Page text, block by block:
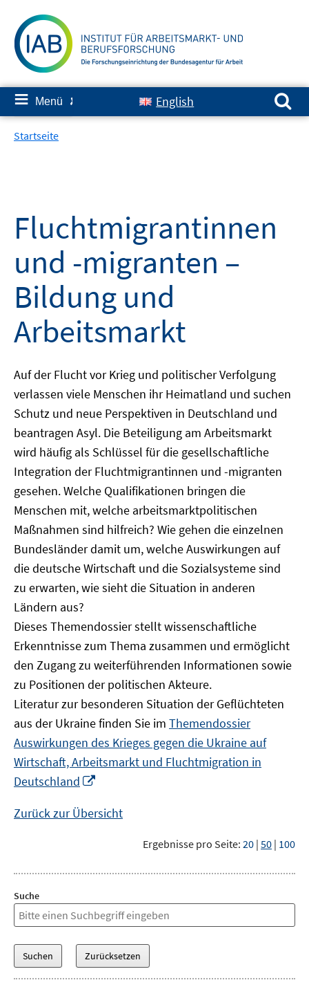
zum
Inhalt
≡ Menü ✘ English
Suchen nach:
Startseite
Fluchtmigrantinnen
und -migranten –
Bildung und
Arbeitsmarkt
Auf der Flucht vor Krieg und politischer Verfolgung
verlassen viele Menschen ihr Heimatland und suchen
Schutz und neue Perspektiven in Deutschland und
beantragen Asyl. Die Beteiligung am Arbeitsmarkt
wird häufig als Schlüssel für die gesellschaftliche
Integration der Fluchtmigrantinnen und -migranten
gesehen. Welche Qualifikationen bringen die
Menschen mit, welche arbeitsmarktpolitischen
Maßnahmen sind hilfreich? Wie gehen die einzelnen
Bundesländer damit um, welche Auswirkungen auf
die deutsche Wirtschaft und die Sozialsysteme sind
zu erwarten, wie sieht die Situation in anderen
Ländern aus?
Dieses Themendossier stellt wissenschaftliche
Erkenntnisse zum Thema zusammen und ermöglicht
den Zugang zu weiterführenden Informationen sowie
zu Positionen der politischen Akteure.
Literatur zur besonderen Situation der Geflüchteten
aus der Ukraine finden Sie im Themendossier
Auswirkungen des Krieges gegen die Ukraine auf
Wirtschaft, Arbeitsmarkt und Fluchtmigration in
Deutschland
Fenster
Zurück zur Übersicht
Ergebnisse pro Seite: 20 | 50 | 100
Suche